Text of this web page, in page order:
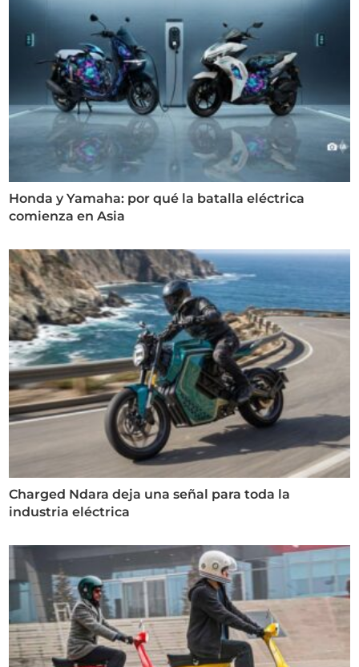
Honda y Yamaha: por qué la batalla eléctrica
comienza en Asia
Charged Ndara deja una señal para toda la
industria eléctrica